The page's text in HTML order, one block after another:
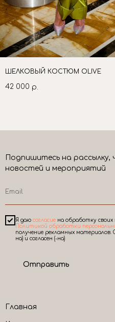
ШЕЛКОВЫЙ КОСТЮМ OLIVE
42 000 р.
Я даю согласие на обработку
Политикой обработки
получение рекламных материалов.
на) и согласен (-на)
Отправить
Главная
Подпишитесь на рассылку,
новостей и мероприятий